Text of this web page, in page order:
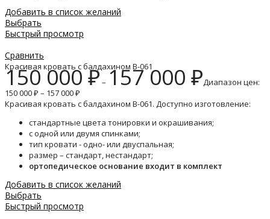
Добавить в список желаний
Выбрать
Быстрый просмотр
Сравнить
Красивая кровать с балдахином B-061
150 000₽– 157 000 ₽Диапазон цен:
150 000 ₽ – 157 000 ₽
Красивая кровать с балдахином B-061. Доступно изготовление:
стандартные цвета тонировки и окрашивания;
с одной или двумя спинками;
тип кровати - одно- или двуспальная;
размер – стандарт, нестандарт;
ортопедическое основание входит в комплект
Добавить в список желаний
Выбрать
Быстрый просмотр